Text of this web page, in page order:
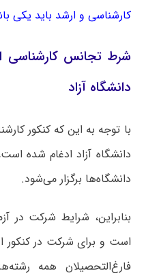
کارشناسی و ارشد باید یکی
شرط تجانس کارشناسی
دانشگاه آزاد
با توجه به این که کنکور
دانشگاه آزاد ادغام شده
دانشگاه‌ها برگزار می‌شود.
بنابراین، شرایط شرکت در
است و برای شرکت در کنکور
فارغ‌التحصیلان همه